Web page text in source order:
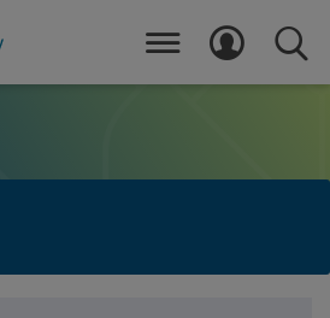
MENÜ LOGIN